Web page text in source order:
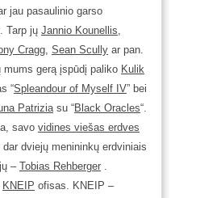
jau pasaulinio garso
Tarp jų Jannio Kounellis,
Cragg, Sean Scully ar pan.
mums gerą įspūdį paliko Kulik
“Spleandour of Myself IV” bei
Patriziasu “Black Oracles“.
savo vidines viešas erdves
dar dviejų menininkų erdviniais
–Tobias Rehberger .
KNEIP ofisas. KNEIP –